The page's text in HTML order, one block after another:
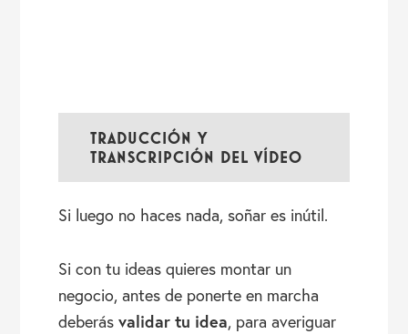
TRADUCCIÓN Y
TRANSCRIPCIÓN DEL VÍDEO
Si luego no haces nada, soñar es inútil.
Si con tu ideas quieres montar un
negocio, antes de ponerte en marcha
deberás validar tu idea, para averiguar